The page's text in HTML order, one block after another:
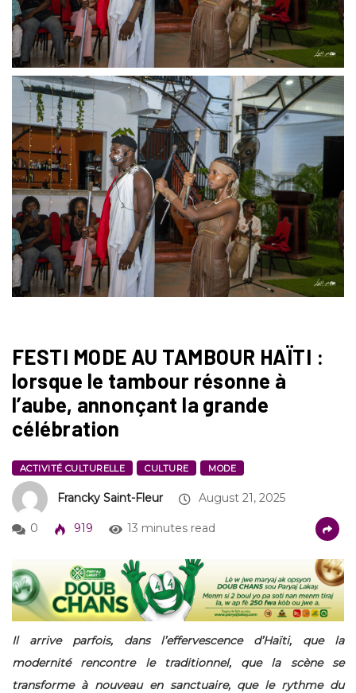
FESTI MODE AU TAMBOUR HAÏTI :
lorsque le tambour résonne à
l’aube, annonçant la grande
célébration
ACTIVITÉ CULTURELLE CULTURE MODE
Francky Saint-Fleur August 21, 2025
0 919 13 minutes read
Il arrive parfois, dans l’effervescence d’Haïti, que la
modernité rencontre le traditionnel, que la scène se
transforme à nouveau en sanctuaire, que le rythme du